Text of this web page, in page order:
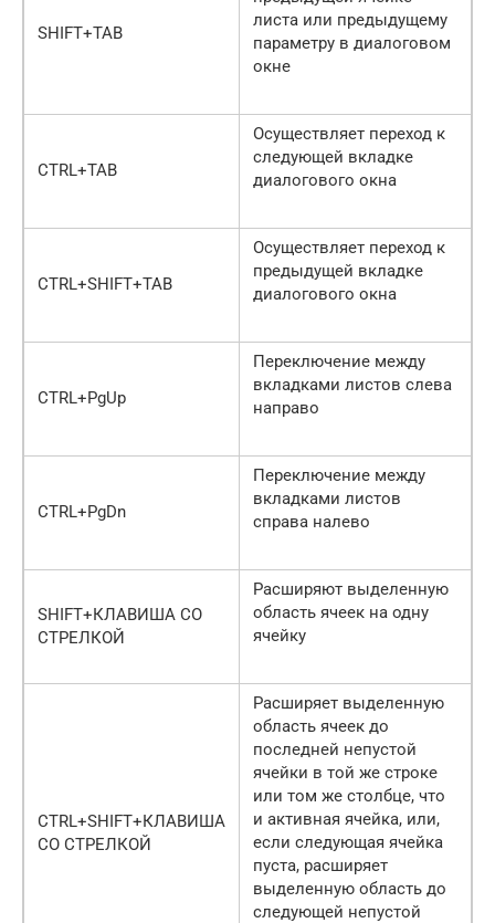
SHIFT+TAB
листа или предыдущему
параметру в диалоговом
окне
CTRL+TAB
Осуществляет переход к
следующей вкладке
диалогового окна
CTRL+SHIFT+TAB
Осуществляет переход к
предыдущей вкладке
диалогового окна
CTRL+PgUp
Переключение между
вкладками листов слева
направо
CTRL+PgDn
Переключение между
вкладками листов
справа налево
SHIFT+КЛАВИША СО
СТРЕЛКОЙ
Расширяют выделенную
область ячеек на одну
ячейку
CTRL+SHIFT+КЛАВИША
СО СТРЕЛКОЙ
Расширяет выделенную
область ячеек до
последней непустой
ячейки в той же строке
или том же столбце, что
и активная ячейка, или,
если следующая ячейка
пуста, расширяет
выделенную область до
следующей непустой